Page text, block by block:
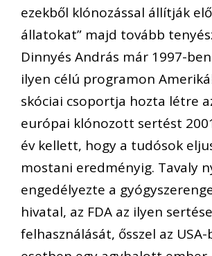
ezekből klónozással állítják
állatokat” majd tovább
Dinnyés András már 1997-
ilyen célú programon
skóciai csoportja hozta létre
európai klónozott sertést
év kellett, hogy a tudósok
mostani eredményig. Tavaly
engedélyezte a
hivatal, az FDA az ilyen
felhasználását, ősszel az